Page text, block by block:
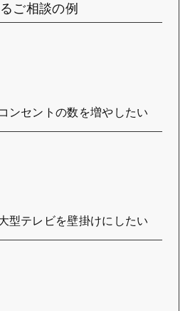
ご相談の例
コンセントの数を増やしたい
型テレビを壁掛けにしたい